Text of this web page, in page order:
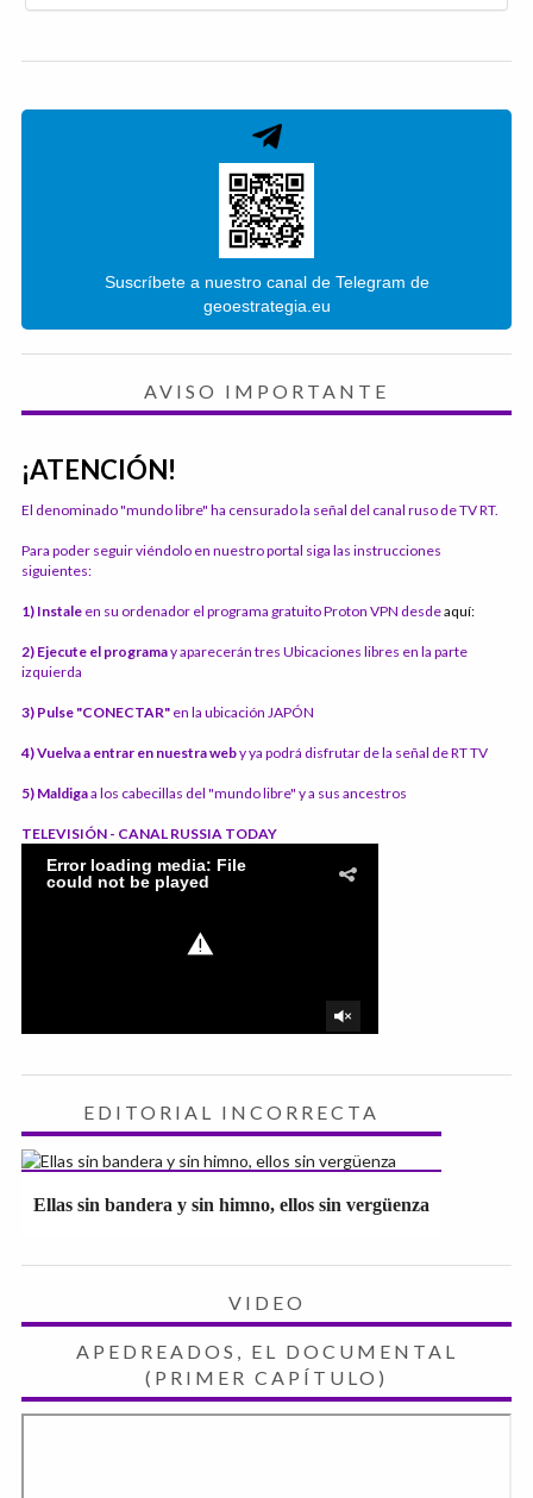
Suscríbete a nuestro canal de Telegram de
geoestrategia.eu
AVISO IMPORTANTE
¡ATENCIÓN!
El denominado "mundo libre" ha censurado la señal del canal ruso de TV RT.
Para poder seguir viéndolo en nuestro portal siga las instrucciones
siguientes:
1) Instale en su ordenador el programa gratuito Proton VPN desdeaquí:
2) Ejecute el programay aparecerán tres Ubicaciones libres en la parte
izquierda
3) Pulse "CONECTAR" en la ubicación JAPÓN
4) Vuelva a entrar en nuestra weby ya podrá disfrutar de la señal de RT TV
5) Maldigaa los cabecillas del "mundo libre" y a sus ancestros
TELEVISIÓN - CANAL RUSSIA TODAY
EDITORIAL INCORRECTA
Ellas sin bandera y sin himno, ellos sin vergüenza
VIDEO
APEDREADOS, EL DOCUMENTAL
(PRIMER CAPÍTULO)